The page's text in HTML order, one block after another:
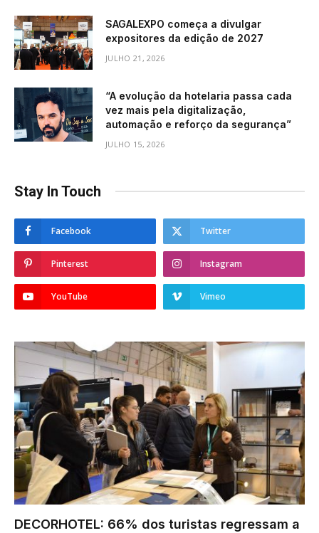
SAGALEXPO começa a divulgar
expositores da edição de 2027
JULHO 21, 2026
“A evolução da hotelaria passa cada
vez mais pela digitalização,
automação e reforço da segurança”
JULHO 15, 2026
Stay In Touch
Facebook Twitter
Pinterest Instagram
YouTube Vimeo
DECORHOTEL: 66% dos turistas regressam a